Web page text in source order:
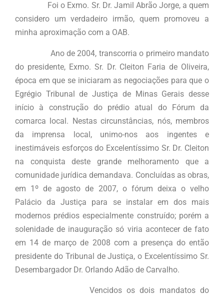
Foi o Exmo. Sr. Dr. Jamil Abrão Jorge, a quem
considero um verdadeiro irmão, quem promoveu a
minha aproximação com a OAB.
Ano de 2004, transcorria o primeiro mandato
do presidente, Exmo. Sr. Dr. Cleiton Faria de Oliveira,
época em que se iniciaram as negociações para que o
Egrégio Tribunal de Justiça de Minas Gerais desse
início à construção do prédio atual do Fórum da
comarca local. Nestas circunstâncias, nós, membros
da imprensa local, unimo-nos aos ingentes e
inestimáveis esforços do Excelentíssimo Sr. Dr. Cleiton
na conquista deste grande melhoramento que a
comunidade jurídica demandava. Concluídas as obras,
em 1º de agosto de 2007, o fórum deixa o velho
Palácio da Justiça para se instalar em dos mais
modernos prédios especialmente construído; porém a
solenidade de inauguração só viria acontecer de fato
em 14 de março de 2008 com a presença do então
presidente do Tribunal de Justiça, o Excelentíssimo Sr.
Desembargador Dr. Orlando Adão de Carvalho.
Vencidos os dois mandatos do